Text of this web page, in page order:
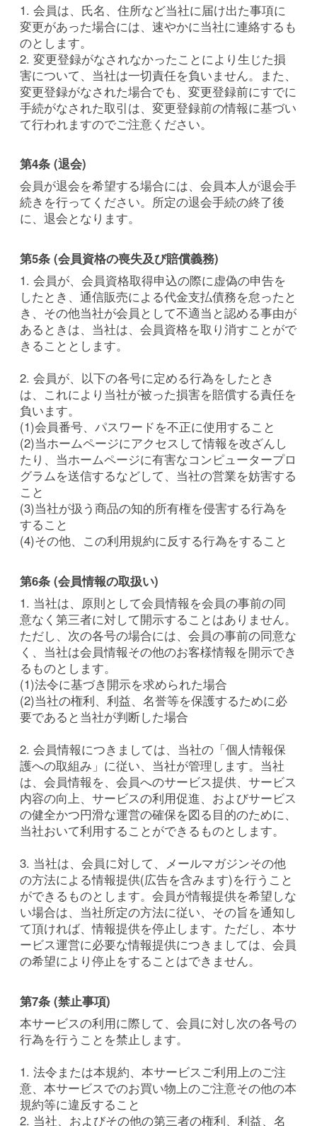
1. 会員は、氏名、住所など当社に届け出た事項に
変更があった場合には、速やかに当社に連絡するも
のとします。
2. 変更登録がなされなかったことにより生じた損
害について、当社は一切責任を負いません。また、
変更登録がなされた場合でも、変更登録前にすでに
手続がなされた取引は、変更登録前の情報に基づい
て行われますのでご注意ください。
第4条 (退会)
会員が退会を希望する場合には、会員本人が退会手
続きを行ってください。所定の退会手続の終了後
に、退会となります。
第5条 (会員資格の喪失及び賠償義務)
1. 会員が、会員資格取得申込の際に虚偽の申告を
したとき、通信販売による代金支払債務を怠ったと
き、その他当社が会員として不適当と認める事由が
あるときは、当社は、会員資格を取り消すことがで
きることとします。
2. 会員が、以下の各号に定める行為をしたとき
は、これにより当社が被った損害を賠償する責任を
負います。
(1)会員番号、パスワードを不正に使用すること
(2)当ホームページにアクセスして情報を改ざんし
たり、当ホームページに有害なコンピュータープロ
グラムを送信するなどして、当社の営業を妨害する
こと
(3)当社が扱う商品の知的所有権を侵害する行為を
すること
(4)その他、この利用規約に反する行為をすること
第6条 (会員情報の取扱い)
1. 当社は、原則として会員情報を会員の事前の同
意なく第三者に対して開示することはありません。
ただし、次の各号の場合には、会員の事前の同意な
く、当社は会員情報その他のお客様情報を開示でき
るものとします。
(1)法令に基づき開示を求められた場合
(2)当社の権利、利益、名誉等を保護するために必
要であると当社が判断した場合
2. 会員情報につきましては、当社の「個人情報保
護への取組み」に従い、当社が管理します。当社
は、会員情報を、会員へのサービス提供、サービス
内容の向上、サービスの利用促進、およびサービス
の健全かつ円滑な運営の確保を図る目的のために、
当社おいて利用することができるものとします。
3. 当社は、会員に対して、メールマガジンその他
の方法による情報提供(広告を含みます)を行うこと
ができるものとします。会員が情報提供を希望しな
い場合は、当社所定の方法に従い、その旨を通知し
て頂ければ、情報提供を停止します。ただし、本サ
ービス運営に必要な情報提供につきましては、会員
の希望により停止をすることはできません。
第7条 (禁止事項)
本サービスの利用に際して、会員に対し次の各号の
行為を行うことを禁止します。
1. 法令または本規約、本サービスご利用上のご注
意、本サービスでのお買い物上のご注意その他の本
規約等に違反すること
2. 当社、およびその他の第三者の権利、利益、名